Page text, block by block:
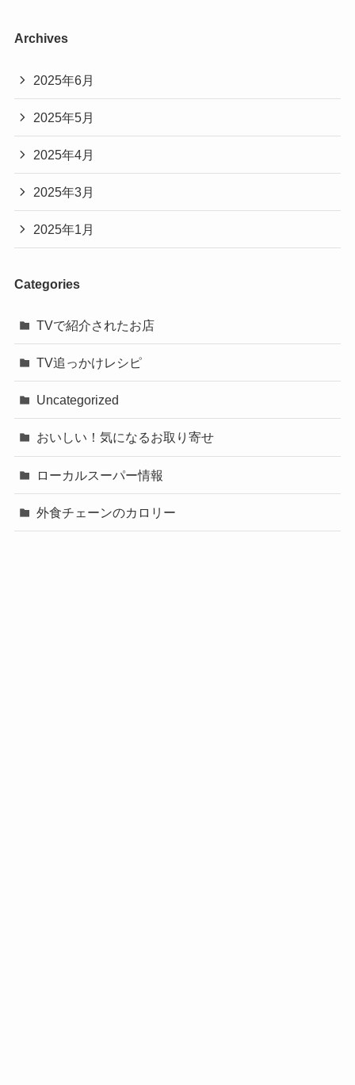
Archives
2025年6月
2025年5月
2025年4月
2025年3月
2025年1月
Categories
TVで紹介されたお店
TV追っかけレシピ
Uncategorized
おいしい！気になるお取り寄せ
ローカルスーパー情報
外食チェーンのカロリー